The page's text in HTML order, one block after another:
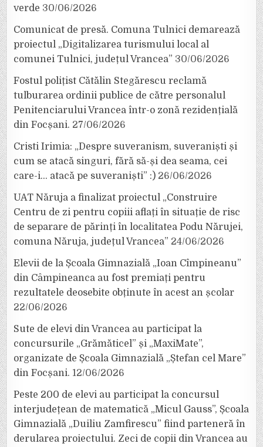
verde 30/06/2026
Comunicat de presă. Comuna Tulnici demarează
proiectul „Digitalizarea turismului local al
comunei Tulnici, județul Vrancea” 30/06/2026
Fostul polițist Cătălin Stegărescu reclamă
tulburarea ordinii publice de către personalul
Penitenciarului Vrancea într-o zonă rezidențială
din Focșani. 27/06/2026
Cristi Irimia: „Despre suveranism, suveraniști și
cum se atacă singuri, fără să-și dea seama, cei
care-i… atacă pe suveraniști” :) 26/06/2026
UAT Năruja a finalizat proiectul „Construire
Centru de zi pentru copiii aflați în situație de risc
de separare de părinți în localitatea Podu Nărujei,
comuna Năruja, județul Vrancea” 24/06/2026
Elevii de la Școala Gimnazială „Ioan Cîmpineanu”
din Câmpineanca au fost premiați pentru
rezultatele deosebite obținute în acest an școlar
22/06/2026
Sute de elevi din Vrancea au participat la
concursurile „Grămăticel” și „MaxiMate”,
organizate de Școala Gimnazială „Ștefan cel Mare”
din Focșani. 12/06/2026
Peste 200 de elevi au participat la concursul
interjudețean de matematică „Micul Gauss”, Școala
Gimnazială „Duiliu Zamfirescu” fiind parteneră în
derularea proiectului. Zeci de copii din Vrancea au